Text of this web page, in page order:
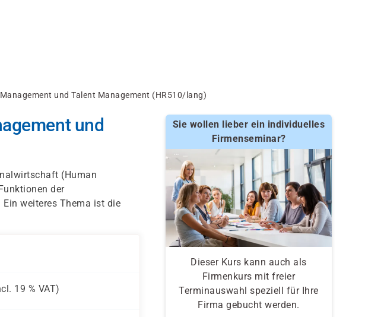
und Talent Management (HR510/lang)
und
(Human
der
weiteres Thema ist die
19 % VAT)
Sie wollen lieber ein individuelles
Firmenseminar?
Dieser Kurs kann auch als
Firmenkurs mit freier
Terminauswahl speziell für Ihre
Firma gebucht werden.